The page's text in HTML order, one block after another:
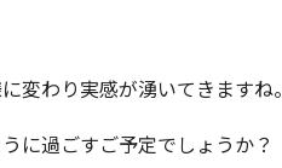
わり実感が湧いてきますね。
に過ごすご予定でしょうか？